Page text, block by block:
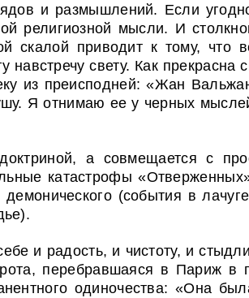
и размышлений. Если
религиозной мысли. И
скалой приводит к тому, что
свету. Как прекрасна
из преисподней: «Жан
Я отнимаю ее у черных
а совмещается с
катастрофы
(события в
и радость, и чистоту, и
перебравшаяся в Париж в
одиночества: «Она